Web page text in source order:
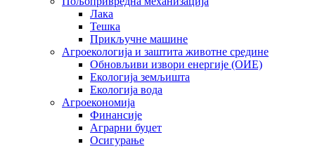
Лака
Тешка
Прикључне машине
Агроекологија и заштита животне средине
Обновљиви извори енергије (ОИЕ)
Екологија земљишта
Екологија вода
Агроекономија
Финансије
Аграрни буџет
Осигурање